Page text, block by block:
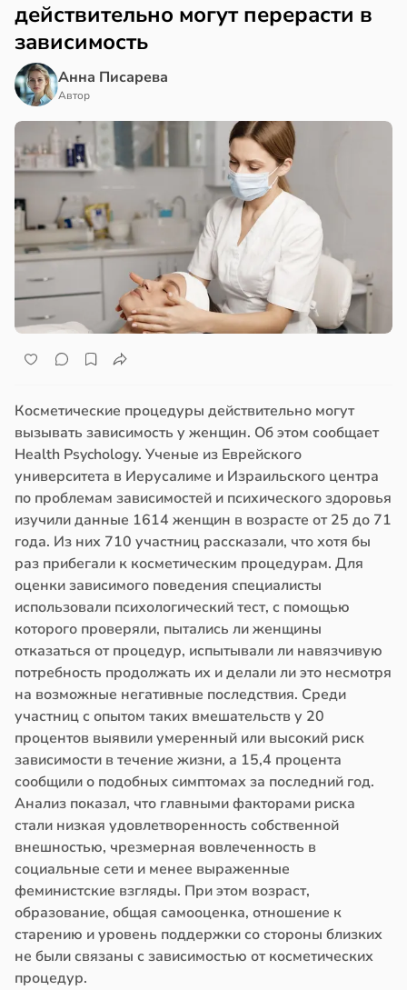
действительно могут перерасти в
зависимость
Анна Писарева
Автор
Косметические процедуры действительно могут
вызывать зависимость у женщин. Об этом сообщает
Health Psychology. Ученые из Еврейского
университета в Иерусалиме и Израильского центра
по проблемам зависимостей и психического здоровья
изучили данные 1614 женщин в возрасте от 25 до 71
года. Из них 710 участниц рассказали, что хотя бы
раз прибегали к косметическим процедурам. Для
оценки зависимого поведения специалисты
использовали психологический тест, с помощью
которого проверяли, пытались ли женщины
отказаться от процедур, испытывали ли навязчивую
потребность продолжать их и делали ли это несмотря
на возможные негативные последствия. Среди
участниц с опытом таких вмешательств у 20
процентов выявили умеренный или высокий риск
зависимости в течение жизни, а 15,4 процента
сообщили о подобных симптомах за последний год.
Анализ показал, что главными факторами риска
стали низкая удовлетворенность собственной
внешностью, чрезмерная вовлеченность в
социальные сети и менее выраженные
феминистские взгляды. При этом возраст,
образование, общая самооценка, отношение к
старению и уровень поддержки со стороны близких
не были связаны с зависимостью от косметических
процедур.